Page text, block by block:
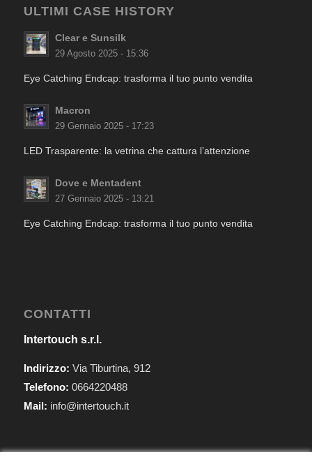
ULTIMI CASE HISTORY
Clear e Sunsilk
29 Agosto 2025 - 15:36
Eye Catching Endcap: trasforma il tuo punto vendita
Macron
29 Gennaio 2025 - 17:23
LED Trasparente: la vetrina che cattura l’attenzione
Dove e Mentadent
27 Gennaio 2025 - 13:21
Eye Catching Endcap: trasforma il tuo punto vendita
CONTATTI
Intertouch s.r.l.
Indirizzo: Via Tiburtina, 912
Telefono: 0664220488
Mail: info@intertouch.it